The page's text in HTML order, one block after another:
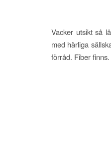
Vacker utsikt så
med härliga
förråd. Fiber finns.